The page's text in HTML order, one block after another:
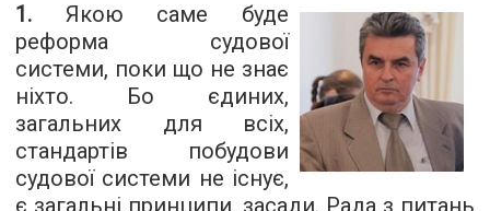
1. Якою саме буде
реформа судової
системи, поки що не знає
ніхто. Бо єдиних,
загальних для всіх,
стандартів побудови
судової системи не існує,
є загальні принципи, засади. Рада з питань